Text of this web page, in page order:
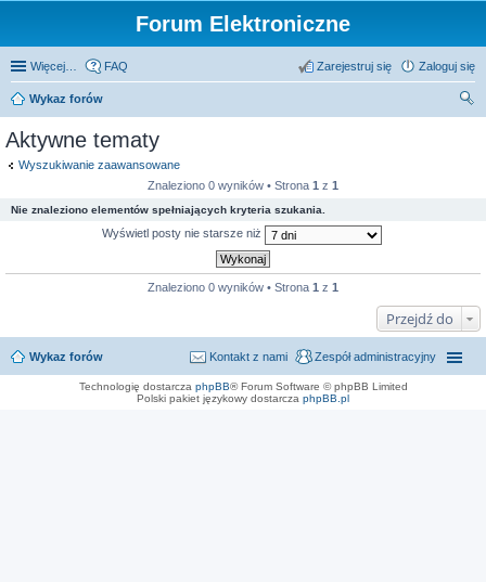
Forum Elektroniczne
Więcej… FAQ Zaloguj się
Zarejestruj się
Wykaz forów
Aktywne tematy
Wyszukiwanie zaawansowane
Znaleziono 0 wyników • Strona 1 z 1
Nie znaleziono elementów spełniających kryteria szukania.
Wyświetl posty nie starsze niż
Znaleziono 0 wyników • Strona 1 z 1
Przejdź do
Wykaz forów Zespół administracyjny
Kontakt z nami
Technologię dostarcza phpBB® Forum Software © phpBB Limited
Polski pakiet językowy dostarcza phpBB.pl